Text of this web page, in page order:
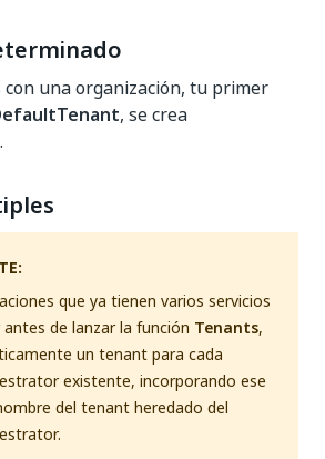
con una organización, tu primer
, se crea
que ya tienen varios servicios
de lanzar la función Tenants,
un tenant para cada
existente, incorporando ese
del tenant heredado del